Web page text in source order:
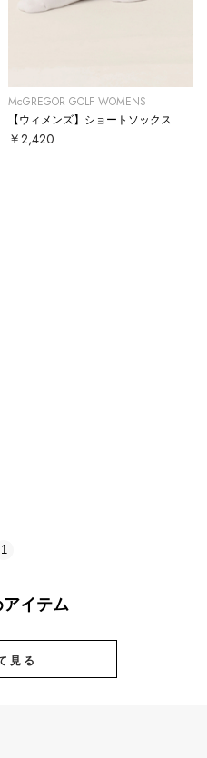
McGREGOR GOLF WOMENS
【ウィメンズ】ショートソックス
￥2,420
1
イテム
見る